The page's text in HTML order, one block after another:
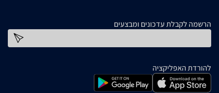
הרשמה לקבלת עדכונים ומבצעים
להורדת האפליקציה